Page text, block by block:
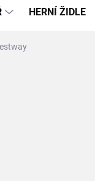
HERNÍ ŽIDLE